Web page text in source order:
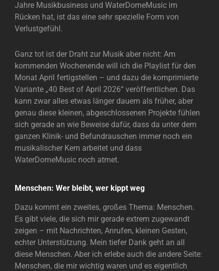
Jahre Musikbusiness und WaterDomeMusic im
Rücken hat, ist das eine sehr spezielle Form von
Verlustgefühl.
Ganz tot ist der Draht zur Musik aber nicht: Am
kommenden Wochenende will ich die Playlist für den
Monat April fertigstellen – und dazu die komprimierte
Variante „40 Best of April 2026“ veröffentlichen. Das
kann zwar alles etwas länger dauern als früher, aber
genau diese kleinen, abgeschlossenen Projekte fühlen
sich gerade an wie Beweise dafür, dass da unter dem
ganzen Klinik- und Befundrauschen immer noch ein
musikalischer Kern arbeitet und dass
WaterDomeMusic noch atmet.
Menschen: Wer bleibt, wer kippt weg
Dazu kommt ein zweites, großes Thema: Menschen.
Es gibt viele, die sich mir gerade extrem zugewandt
zeigen – mit Nachrichten, Anrufen, kleinen Gesten,
echter Unterstützung. Mein tiefer Dank geht an all
diese Menschen. Aber ich erlebe auch die andere Seite:
Menschen, die mir wichtig waren und es eigentlich